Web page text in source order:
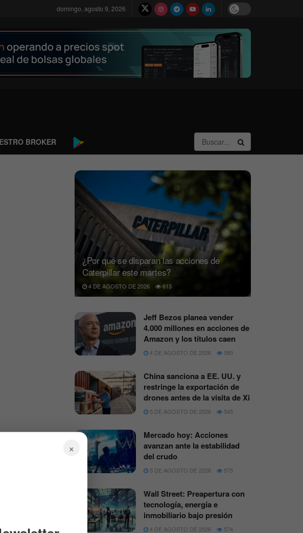
domingo, agosto 9, 2026
BROKER
¿Por qué se disparan las acciones de
Caterpillar este martes?
4 DE AGOSTO DE 2026 613
Jeff Bezos planea vender
4.000 millones en acciones de
Amazon y los títulos caen
4 DE AGOSTO DE 2026 580
China sanciona a EE. UU. y
restringe la exportación de
drones antes de la visita de Xi
5 DE AGOSTO DE 2026 545
Mercado hoy: Acciones
avanzan ante la estabilidad
del crudo
5 DE AGOSTO DE 2026 575
Wall Street: Preapertura con
tecnología, energía e
inmobiliario bajo presión
4 DE AGOSTO DE 2026 574
×